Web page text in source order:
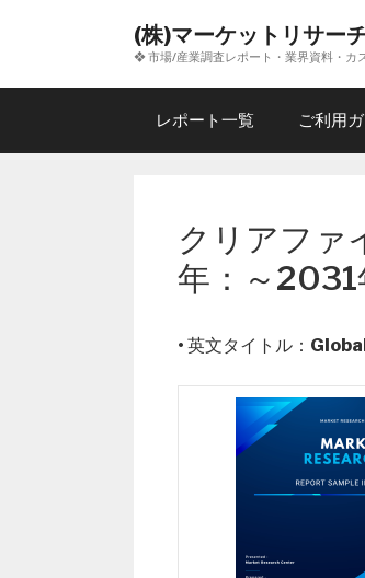
ン
(株)マーケットリサー
❖ 市場/産業調査レポート・業界資料・カ
レポート一覧 ご利用
クリアファ
年：～2031
• 英文タイトル：